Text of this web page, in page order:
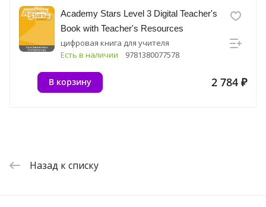
Academy Stars Level 3 Digital Teacher's
Book with Teacher's Resources
цифровая книга для учителя
Есть в наличии
9781380077578
2 784 ₽
В корзину
Назад к списку